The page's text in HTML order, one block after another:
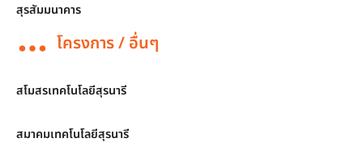
สุรสัมมนาคาร
โครงการ / อื่นๆ
สโมสรเทคโนโลยีสุรนารี
สมาคมเทคโนโลยีสุรนารี